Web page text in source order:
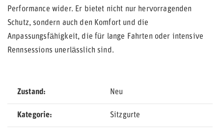
Performance wider. Er bietet nicht nur hervorragenden
Schutz, sondern auch den Komfort und die
Anpassungsfähigkeit, die für lange Fahrten oder intensive
Rennsessions unerlässlich sind.
Zustand Neu
Kategorie Sitzgurte